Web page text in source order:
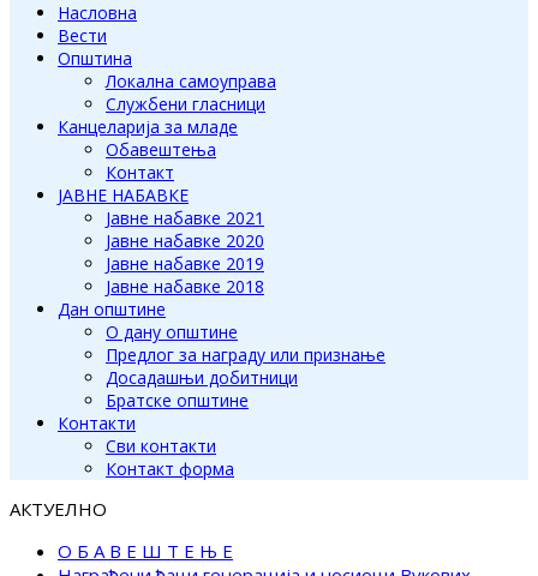
Насловна
Вести
Општина
Локална самоуправа
Службени гласници
Канцеларија за младе
Обавештења
Контакт
ЈАВНЕ НАБАВКЕ
Јавне набавке 2021
Јавне набавке 2020
Јавне набавке 2019
Јавне набавке 2018
Дан општине
О дану општине
Предлог за награду или признање
Досадашњи добитници
Братске општине
Контакти
Сви контакти
Контакт форма
АКТУЕЛНО
О Б А В Е Ш Т Е Њ Е